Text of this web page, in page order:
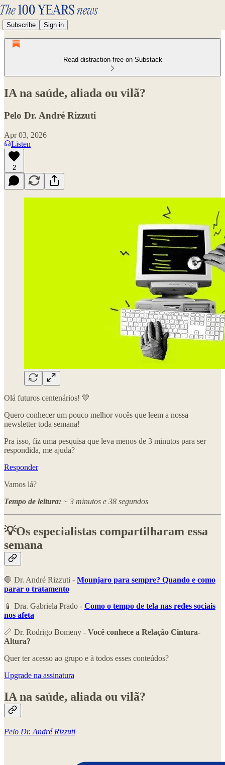
Subscribe Sign in
Read distraction-free on Substack
IA na saúde, aliada ou vilã?
Pelo Dr. André Rizzuti
Apr 03, 2026
Listen
2
Olá futuros centenários! 💙
Quero conhecer um pouco melhor vocês que leem a nossa
newsletter toda semana!
Pra isso, fiz uma pesquisa que leva menos de 3 minutos para ser
respondida, me ajuda?
Responder
Vamos lá?
Tempo de leitura: ~ 3 minutos e 38 segundos
💡Os especialistas compartilharam essa
semana
🛑 Dr. André Rizzuti - Mounjaro para sempre? Quando e como
parar o tratamento
📱 Dra. Gabriela Prado - Como o tempo de tela nas redes sociais
nos afeta
📏 Dr. Rodrigo Bomeny - Você conhece a Relação Cintura-
Altura?
Quer ter acesso ao grupo e à todos esses conteúdos?
Upgrade na assinatura
IA na saúde, aliada ou vilã?
Pelo Dr. André Rizzuti